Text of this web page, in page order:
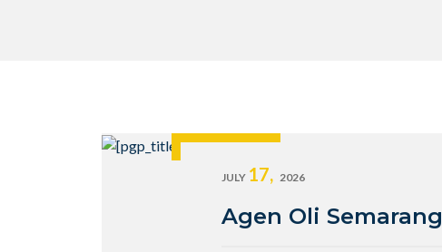
JULY 17, 2026
Agen Oli Semarang